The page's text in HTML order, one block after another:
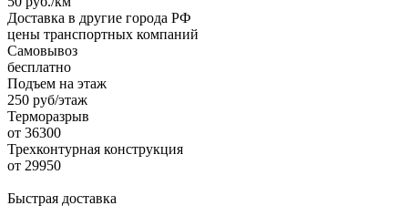
Доставка в другие города РФ
цены транспортных компаний
Самовывоз
бесплатно
Подъем на этаж
250 руб/этаж
Терморазрыв
от 36300
Трехконтурная конструкция
от 29950
Быстрая доставка